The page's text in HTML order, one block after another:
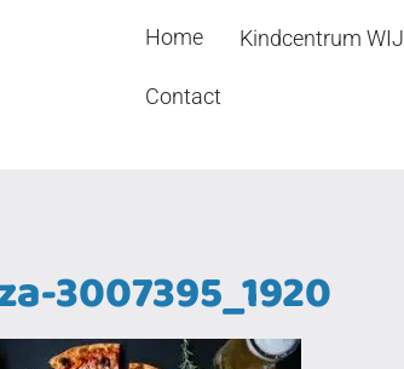
Header
Home Kindcentrum WIJ
Contact
3007395_1920